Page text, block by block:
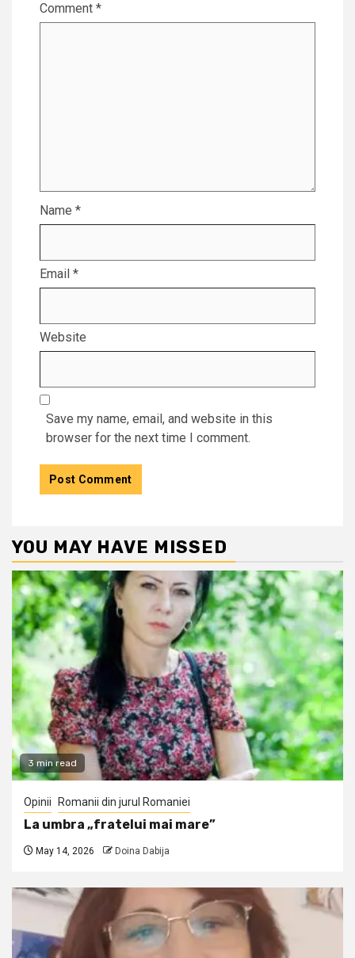
Comment *
Name *
Email *
Website
Save my name, email, and website in this
browser for the next time I comment.
YOU MAY HAVE MISSED
3 min read
Opinii Romanii din jurul Romaniei
La umbra „fratelui mai mare”
May 14, 2026 Doina Dabija